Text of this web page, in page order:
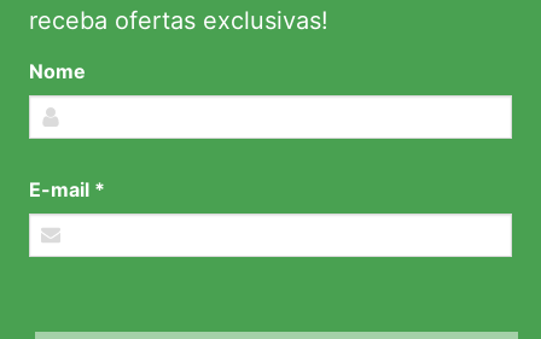
receba ofertas exclusivas!
Nome
E-mail *